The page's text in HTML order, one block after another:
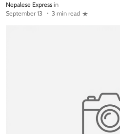
Nepalese Express in
September 13
3 min read